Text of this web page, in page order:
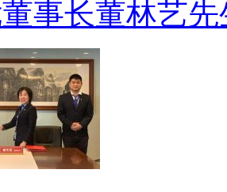
事长董林艺